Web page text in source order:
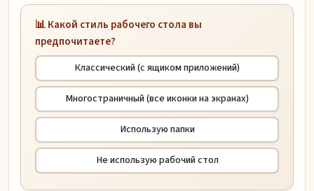
📊 Какой стиль рабочего стола вы
предпочитаете?
Классический (с ящиком приложений)
Многостраничный (все иконки на экранах)
Использую папки
Не использую рабочий стол